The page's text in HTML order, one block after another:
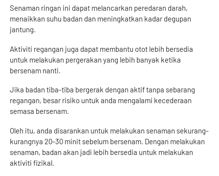
Senaman ringan ini dapat melancarkan peredaran darah,
menaikkan suhu badan dan meningkatkan kadar degupan
jantung.
Aktiviti regangan juga dapat membantu otot lebih bersedia
untuk melakukan pergerakan yang lebih banyak ketika
bersenam nanti.
Jika badan tiba-tiba bergerak dengan aktif tanpa sebarang
regangan, besar risiko untuk anda mengalami kecederaan
semasa bersenam.
Oleh itu, anda disarankan untuk melakukan senaman sekurang-
kurangnya 20-30 minit sebelum bersenam. Dengan melakukan
senaman, badan akan jadi lebih bersedia untuk melakukan
aktiviti fizikal.